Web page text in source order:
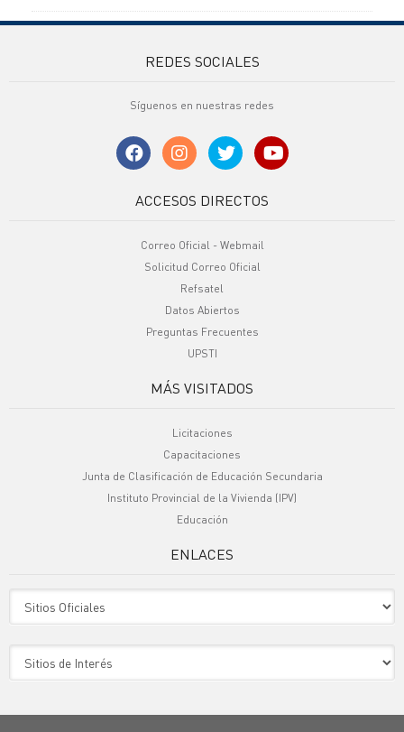
REDES SOCIALES
Síguenos en nuestras redes
ACCESOS DIRECTOS
Correo Oficial - Webmail
Solicitud Correo Oficial
Refsatel
Datos Abiertos
Preguntas Frecuentes
UPSTI
MÁS VISITADOS
Licitaciones
Capacitaciones
Junta de Clasificación de Educación Secundaria
Instituto Provincial de la Vivienda (IPV)
Educación
ENLACES